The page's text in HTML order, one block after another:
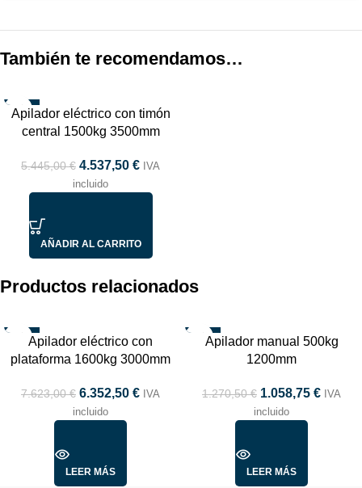
También te recomendamos…
-17%
Apilador eléctrico con timón
central 1500kg 3500mm
5.445,00€ 4.537,50 € IVA
incluido
AÑADIR AL CARRITO
Productos relacionados
AGOTADO
Apilador eléctrico con
plataforma 1600kg 3000mm
7.623,00€ 6.352,50 € IVA
incluido
LEER MÁS
-17%Apilador manual 500kg
1200mm
1.270,50€ 1.058,75 € IVA
incluido
LEER MÁS